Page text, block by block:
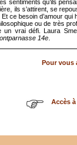
sentiments qu’ils
ils s’attirent, se
ce besoin d’amour qui
ou de très
un vrai défi. Laura
14e
Pour vous
Accès